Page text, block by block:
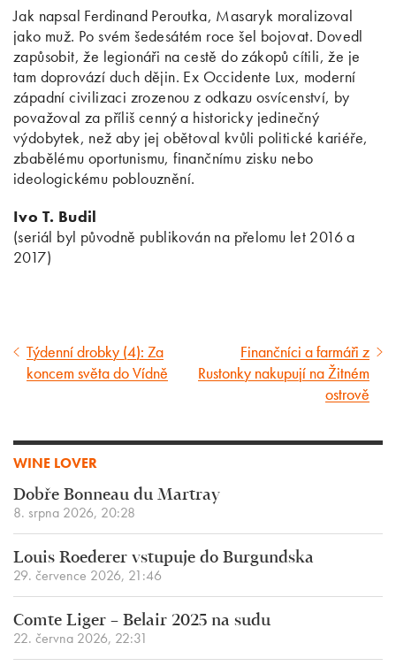
Jak napsal Ferdinand Peroutka, Masaryk moralizoval
jako muž. Po svém šedesátém roce šel bojovat. Dovedl
zapůsobit, že legionáři na cestě do zákopů cítili, že je
tam doprovází duch dějin. Ex Occidente Lux, moderní
západní civilizaci zrozenou z odkazu osvícenství, by
považoval za příliš cenný a historicky jedinečný
výdobytek, než aby jej obětoval kvůli politické kariéře,
zbabělému oportunismu, finančnímu zisku nebo
ideologickému poblouznění.
Ivo T. Budil
(seriál byl původně publikován na přelomu let 2016 a
2017)
Předcházející
článek
Týdenní drobky (4): Za
koncem světa do Vídně
Následující
článek
Finančníci a farmáři z
Rustonky nakupují na Žitném
ostrově
WINE LOVER
Dobře Bonneau du Martray
8. srpna 2026, 20:28
Louis Roederer vstupuje do Burgundska
29. července 2026, 21:46
Comte Liger – Belair 2025 na sudu
22. června 2026, 22:31